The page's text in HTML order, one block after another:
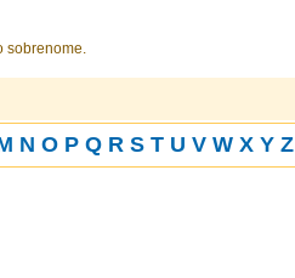
sobrenome.
N O P Q R S T U V W X Y Z